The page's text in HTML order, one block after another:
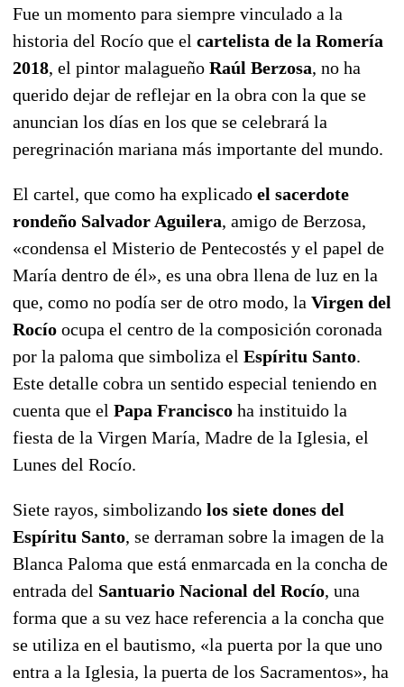
Fue un momento para siempre vinculado a la
historia del Rocío que el cartelista de la Romería
2018, el pintor malagueño Raúl Berzosa, no ha
querido dejar de reflejar en la obra con la que se
anuncian los días en los que se celebrará la
peregrinación mariana más importante del mundo.
El cartel, que como ha explicado el sacerdote
rondeño Salvador Aguilera, amigo de Berzosa,
«condensa el Misterio de Pentecostés y el papel de
María dentro de él», es una obra llena de luz en la
que, como no podía ser de otro modo, la Virgen del
Rocío ocupa el centro de la composición coronada
por la paloma que simboliza el Espíritu Santo.
Este detalle cobra un sentido especial teniendo en
cuenta que el Papa Francisco ha instituido la
fiesta de la Virgen María, Madre de la Iglesia, el
Lunes del Rocío.
Siete rayos, simbolizando los siete dones del
Espíritu Santo, se derraman sobre la imagen de la
Blanca Paloma que está enmarcada en la concha de
entrada del Santuario Nacional del Rocío, una
forma que a su vez hace referencia a la concha que
se utiliza en el bautismo, «la puerta por la que uno
entra a la Iglesia, la puerta de los Sacramentos», ha